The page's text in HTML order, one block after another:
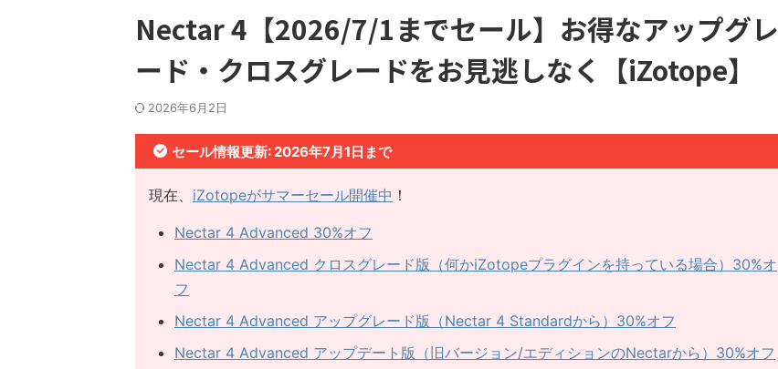
Nectar 4【2026/7/1までセール】お得なアップグレ
ード・クロスグレードをお見逃しなく【iZotope】
2026年6月2日
セール情報更新: 2026年7月1日まで
現在、 iZotopeがサマーセール開催中 ！
Nectar 4 Advanced 30%オフ
Nectar 4 Advanced クロスグレード版（何かiZotopeプラグインを持っている場合）30%オ
フ
Nectar 4 Advanced アップグレード版（Nectar 4 Standardから）30%オフ
Nectar 4 Advanced アップデート版（旧バージョン/エディションのNectarから）30%オフ